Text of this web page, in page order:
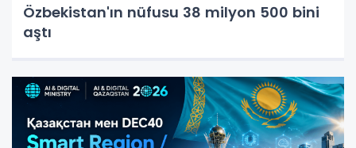
Özbekistan'ın nüfusu 38 milyon 500 bini
aştı